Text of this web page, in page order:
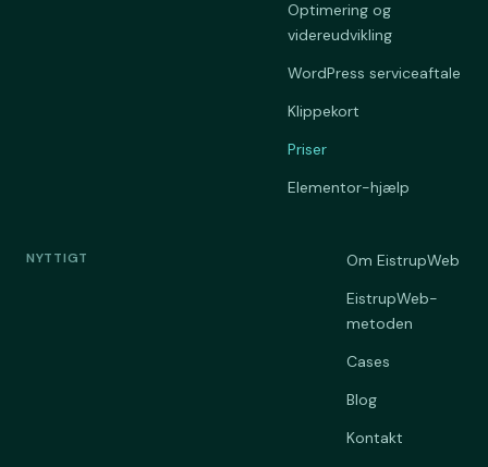
Optimering og
videreudvikling
WordPress serviceaftale
Klippekort
Priser
Elementor-hjælp
NYTTIGT
Om EistrupWeb
EistrupWeb-
metoden
Cases
Blog
Kontakt